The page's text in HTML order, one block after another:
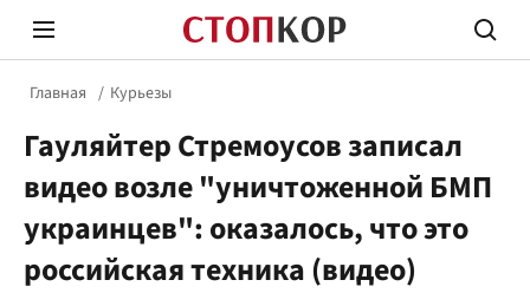
Стоп Политической Коррупции
Главная Курьезы
Гауляйтер Стремоусов записал
видео возле "уничтоженной БМП
украинцев": оказалось, что это
российская техника (видео)